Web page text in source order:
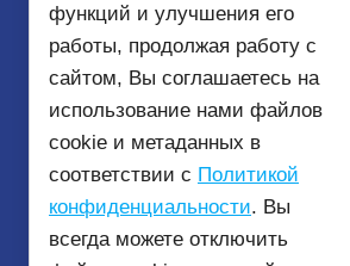
© 2020 -
функций и улучшения его
работы, продолжая работу с
сайтом, Вы соглашаетесь на
использование нами файлов
cookie и метаданных в
соответствии с Политикой
конфиденциальности. Вы
всегда можете отключить